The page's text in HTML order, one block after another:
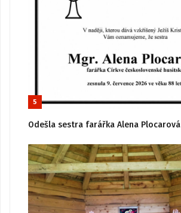
5
Odešla sestra farářka Alena Plocarová